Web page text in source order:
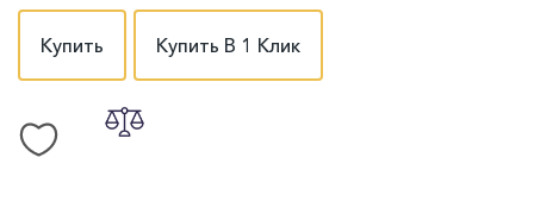
Купить Купить В 1 Клик